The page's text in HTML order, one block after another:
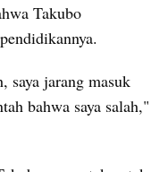
Takubo
saya jarang masuk
bahwa saya salah,"